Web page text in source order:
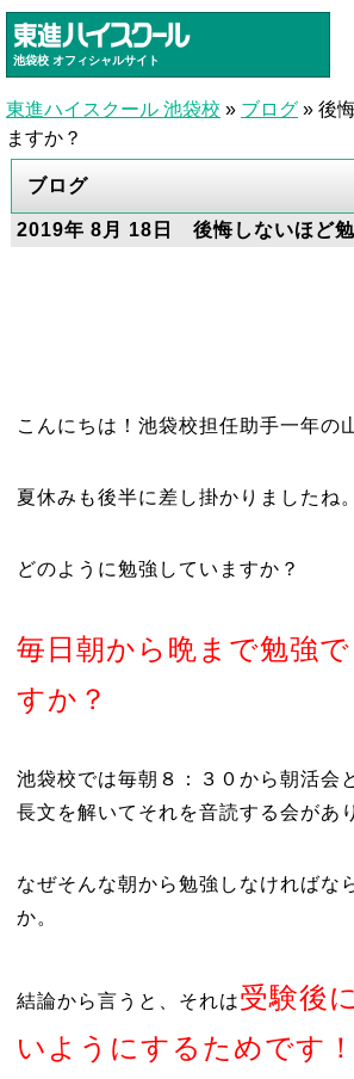
池袋校 オフィシャルサイト
東進ハイスクール 池袋校 » ブログ » 後
ますか？
ブログ
2019年 8月 18日 後悔しないほど勉
こんにちは！池袋校担任助手一年の
夏休みも後半に差し掛かりましたね。
どのように勉強していますか？
毎日朝から晩まで勉強で
すか？
池袋校では毎朝８：３０から朝活会
長文を解いてそれを音読する会があ
なぜそんな朝から勉強しなければな
か。
結論から言うと、それは受験後
いようにするためです！